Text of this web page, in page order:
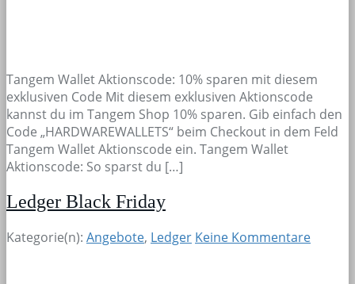
Tangem Wallet Aktionscode: 10% sparen mit diesem
exklusiven Code Mit diesem exklusiven Aktionscode
kannst du im Tangem Shop 10% sparen. Gib einfach den
Code „HARDWAREWALLETS“ beim Checkout in dem Feld
Tangem Wallet Aktionscode ein. Tangem Wallet
Aktionscode: So sparst du […]
Ledger Black Friday
Kategorie(n): Angebote, Ledger Keine Kommentare